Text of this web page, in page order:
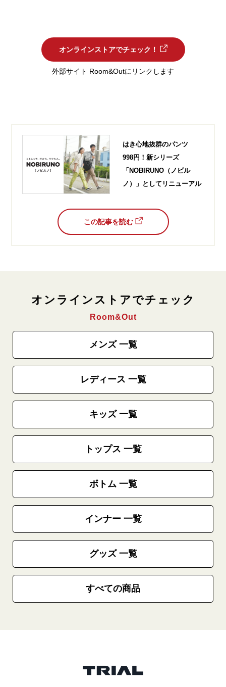
オンラインストアでチェック！
外部サイト Room&Outにリンクします
はき心地抜群のパンツ
998円！新シリーズ
「NOBIRUNO（ノビル
ノ）」としてリニューアル
この記事を読む
オンラインストアでチェック
Room&Out
メンズ 一覧
レディース 一覧
キッズ 一覧
トップス 一覧
ボトム 一覧
インナー 一覧
グッズ 一覧
すべての商品